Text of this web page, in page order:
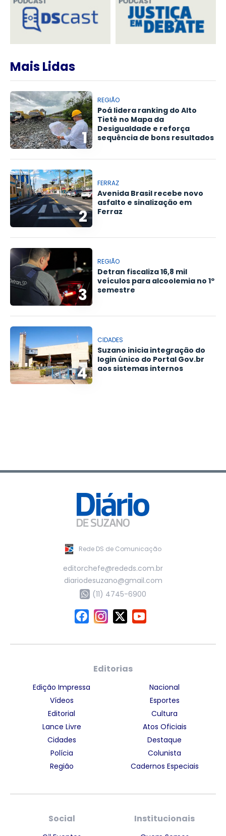
Mais Lidas
1
REGIÃO
Poá lidera ranking do Alto
Tietê no Mapa da
Desigualdade e reforça
sequência de bons resultados
2
FERRAZ
Avenida Brasil recebe novo
asfalto e sinalização em
Ferraz
3
REGIÃO
Detran fiscaliza 16,8 mil
veículos para alcoolemia no 1º
semestre
4
CIDADES
Suzano inicia integração do
login único do Portal Gov.br
aos sistemas internos
Rede DS de Comunicação
editorchefe@rededs.com.br
diariodesuzano@gmail.com
(11) 4745-6900
Editorias
Edição Impressa
Vídeos
Editorial
Lance Livre
Cidades
Polícia
Região
Nacional
Esportes
Cultura
Atos Oficiais
Destaque
Colunista
Cadernos Especiais
Social Institucionais